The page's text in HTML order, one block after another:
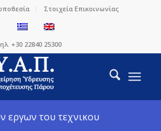
Στοιχεία Επικοινωνίας
+30 22840 25300
εργων του τεχνικου